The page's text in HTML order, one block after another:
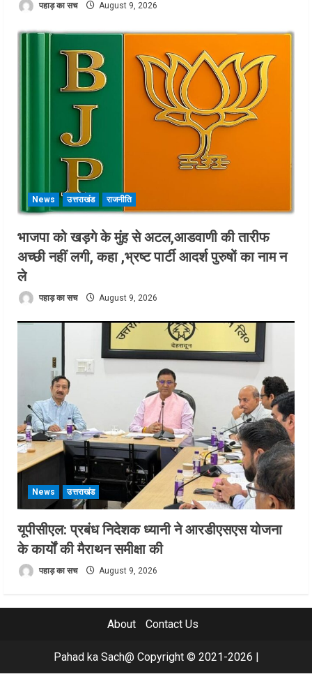
पहाड़ का सच August 9, 2026
News उत्तराखंड राजनीति
भाजपा को खड़गे के मुंह से अटल,आडवाणी की तारीफ
अच्छी नहीं लगी, कहा ,भ्रष्ट पार्टी आदर्श पुरुषों का नाम न
ले
पहाड़ का सच August 9, 2026
News उत्तराखंड
यूपीसीएल: प्रबंध निदेशक ध्यानी ने आरडीएसएस योजना
के कार्यों की मैराथन समीक्षा की
पहाड़ का सच August 9, 2026
About Contact Us
Pahad ka Sach@ Copyright © 2021-2026